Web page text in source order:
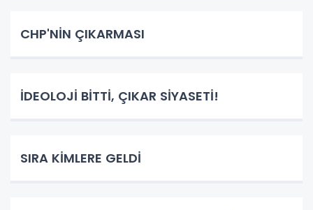
CHP'NİN ÇIKARMASI
İDEOLOJİ BİTTİ, ÇIKAR SİYASETİ!
SIRA KİMLERE GELDİ